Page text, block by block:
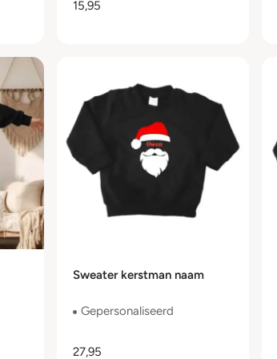
15,95
Sweater kerstman naam
Gepersonaliseerd
27,95